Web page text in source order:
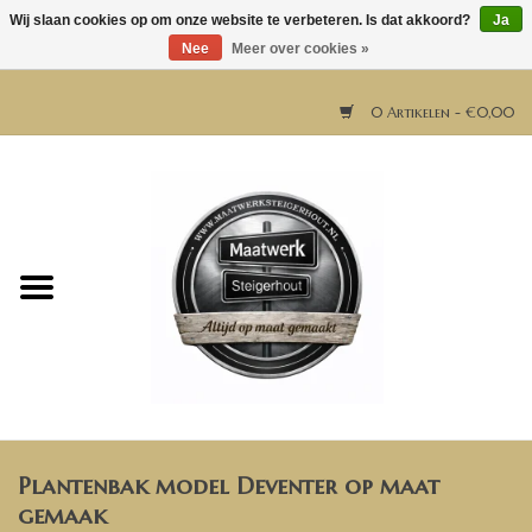
0 Artikelen - €0,00
Horeca meubels
Bartafels
Plantenbak model Deventer op maat
gemaak
Wij slaan cookies op om onze website te verbeteren. Is dat akkoord?
Ja
Nee
Meer over cookies »